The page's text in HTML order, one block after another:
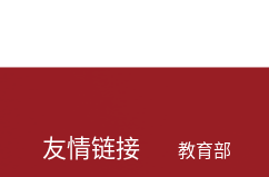
友情链接 教育部